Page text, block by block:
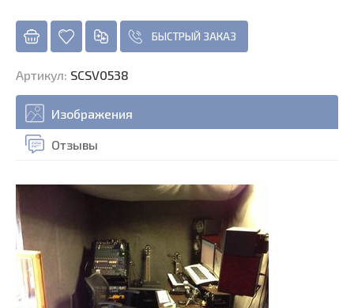
БЫСТРЫЙ ЗАКАЗ
Артикул: SCSV0538
Изображения
Отзывы